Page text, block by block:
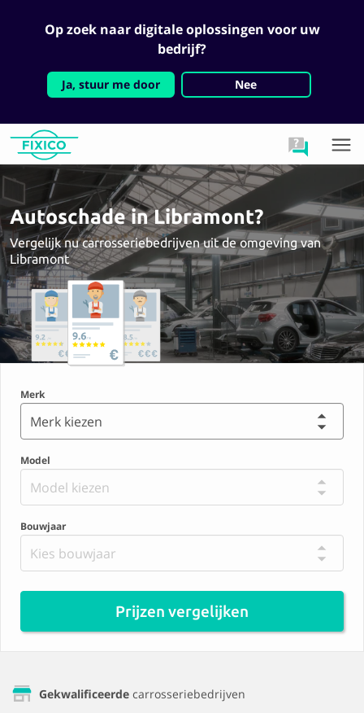
Op zoek naar digitale oplossingen voor uw
bedrijf?
Ja, stuur me door Nee
Autoschade in Libramont?
Vergelijk nu carrosseriebedrijven uit de omgeving van
Libramont
Merk
Merk kiezen
Model
Model kiezen
Bouwjaar
Kies bouwjaar
Prijzen vergelijken
Gekwalificeerde carrosseriebedrijven